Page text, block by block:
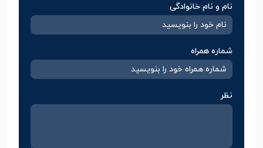
نام و نام خانوادگی
شماره همراه
نظر